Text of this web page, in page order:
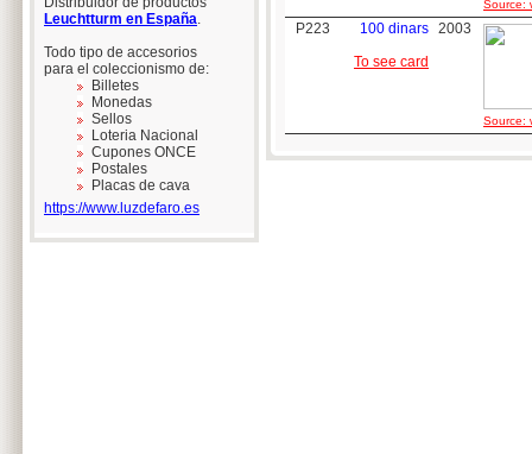
Leuchtturm en España.
Todo tipo de accesorios
para el coleccionismo de:
Billetes
Monedas
Sellos
Loteria Nacional
Cupones ONCE
Postales
Placas de cava
https://www.luzdefaro.es
Source:
P223
100 dinars
To see card
2003
Source: